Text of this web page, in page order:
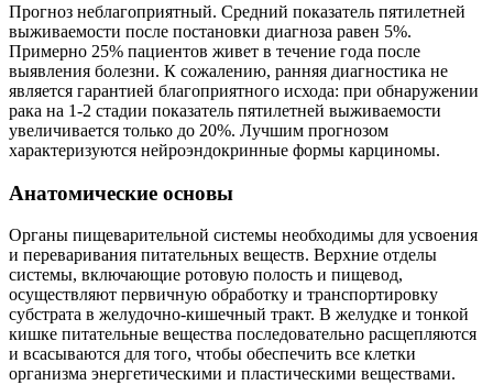
Прогноз неблагоприятный. Средний показатель пятилетней
выживаемости после постановки диагноза равен 5%.
Примерно 25% пациентов живет в течение года после
выявления болезни. К сожалению, ранняя диагностика не
является гарантией благоприятного исхода: при обнаружении
рака на 1-2 стадии показатель пятилетней выживаемости
увеличивается только до 20%. Лучшим прогнозом
характеризуются нейроэндокринные формы карциномы.
Анатомические основы
Органы пищеварительной системы необходимы для усвоения
и переваривания питательных веществ. Верхние отделы
системы, включающие ротовую полость и пищевод,
осуществляют первичную обработку и транспортировку
субстрата в желудочно-кишечный тракт. В желудке и тонкой
кишке питательные вещества последовательно расщепляются
и всасываются для того, чтобы обеспечить все клетки
организма энергетическими и пластическими веществами.